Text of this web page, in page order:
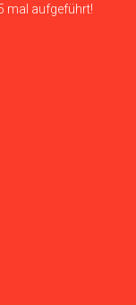
mal aufgeführt!